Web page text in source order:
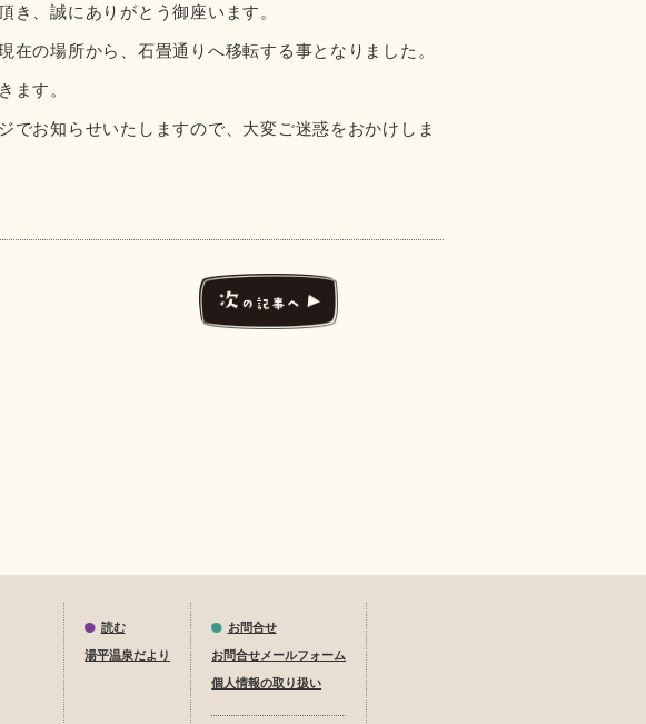
き、誠にありがとう御座います。
在の場所から、石畳通りへ移転する事となりました。
ます。
でお知らせいたしますので、大変ご迷惑をおかけしま
読む
湯平温泉だより
お問合せ
お問合せメールフォーム
個人情報の取り扱い